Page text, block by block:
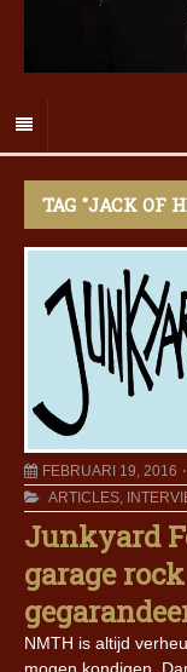
TAG "JACK OF
FEBRUARI 19, 2016
ARTICLES,
Junkyard
garage
NMTH is altijd